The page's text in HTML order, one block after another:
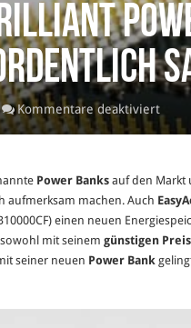
Kommentare deaktiviertfür
Bank
mit
im
Power Banks auf den Markt
aufmerksam machen. Auch
einen neuen
mit seinem günstigen
seiner neuen Power Bank